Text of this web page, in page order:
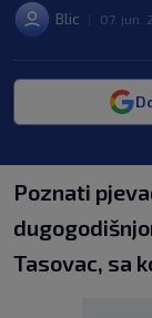
Blic 07. jun.
Poznati
Tasovac, sa